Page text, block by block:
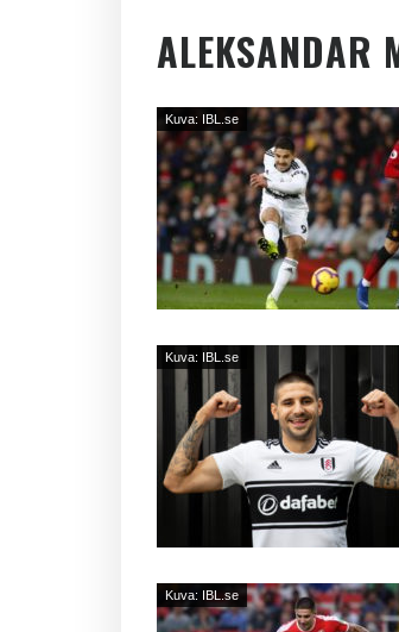
ALEKSANDAR
Kuva: IBL.se
Kuva: IBL.se
Kuva: IBL.se